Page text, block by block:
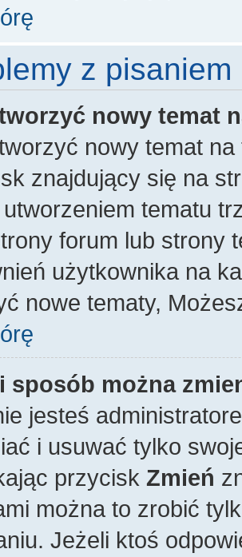
z pisaniem
nowy temat
nowy temat
znajdujący się na
tematu
forum lub strony
użytkownika na
nowe tematy,
sposób można
jesteś
i usuwać tylko
przycisk Zmień
można to zrobić
Jeżeli ktoś